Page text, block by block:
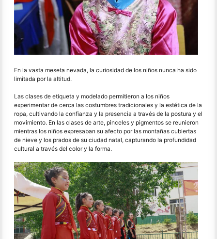
En la vasta meseta nevada, la curiosidad de los niños nunca ha sido
limitada por la altitud.
Las clases de etiqueta y modelado permitieron a los niños
experimentar de cerca las costumbres tradicionales y la estética de la
ropa, cultivando la confianza y la presencia a través de la postura y el
movimiento. En las clases de arte, pinceles y pigmentos se reunieron
mientras los niños expresaban su afecto por las montañas cubiertas
de nieve y los prados de su ciudad natal, capturando la profundidad
cultural a través del color y la forma.